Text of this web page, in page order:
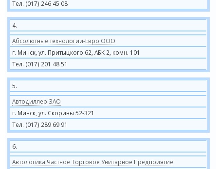
Тел. (017) 246 45 08
4.
Абсолютные технологии-Евро ООО
г. Минск, ул. Притыцкого 62, АБК 2, комн. 101
Тел. (017) 201 48 51
5.
Автодиллер ЗАО
г. Минск, ул. Скорины 52-321
Тел. (017) 289 69 91
6.
Автологика Частное Торговое Унитарное Предприятие